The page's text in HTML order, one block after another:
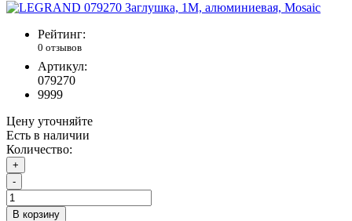
Рейтинг:
0 отзывов
Артикул:
079270
9999
Цену уточняйте
Есть в наличии
Количество:
+
-
В корзину